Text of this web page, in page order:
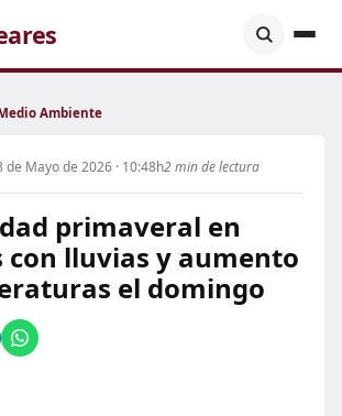
Ambiente
de Mayo de 2026 · 10:48h2 min de lectura
primaveral en
con lluvias y aumento
el domingo